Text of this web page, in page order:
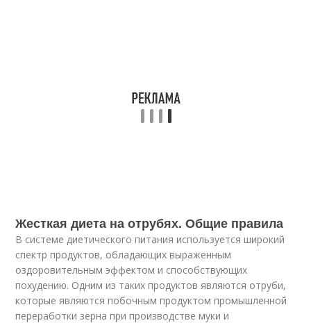
Жесткая диета на отрубях. Общие правила
В системе диетического питания используется широкий
спектр продуктов, обладающих выраженным
оздоровительным эффектом и способствующих
похудению. Одним из таких продуктов являются отруби,
которые являются побочным продуктом промышленной
переработки зерна при производстве муки и